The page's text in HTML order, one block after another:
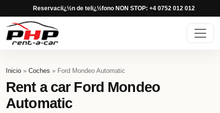
Reservaciï¿½n de telï¿½fono NON STOP: +4 0752 012 012
Inicio » Coches » Ford Mondeo Automatic
Rent a car Ford Mondeo
Automatic